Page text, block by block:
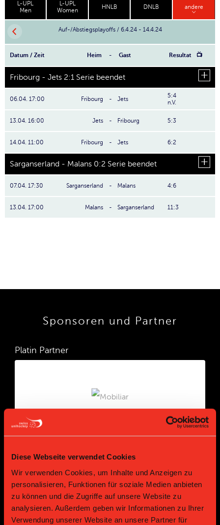
Diese Webseite verwendet Cookies
Wir verwenden Cookies, um Inhalte und Anzeigen zu
personalisieren, Funktionen für soziale Medien anbieten
zu können und die Zugriffe auf unsere Website zu
analysieren. Außerdem geben wir Informationen zu Ihrer
Verwendung unserer Website an unsere Partner für
L-UPL
Men
L-UPL
Women
HNLB DNLB andere
Auf-/Abstiegsplayoffs / 6.4.24 - 14.4.24
Datum / Zeit Heim - Gast Resultat 📺
Fribourg - Jets 2:1 Serie beendet
06.04. 17:00 Fribourg - Jets
5:4
n.V.
13.04. 16:00 Jets - Fribourg 5:3
14.04. 11:00 Fribourg - Jets 6:2
Sarganserland - Malans 0:2 Serie beendet
07.04. 17:30 Sarganserland - Malans 4:6
13.04. 17:00 Malans - Sarganserland 11:3
Sponsoren und Partner
Platin Partner
Gold Partner Gold Partner